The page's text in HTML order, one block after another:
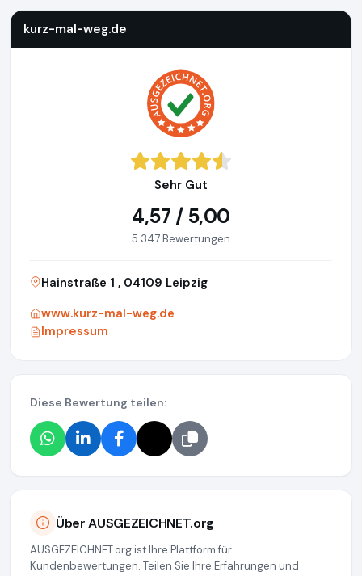
kurz-mal-weg.de
Sehr Gut
4,57 / 5,00
5.347 Bewertungen
Hainstraße 1 , 04109 Leipzig
www.kurz-mal-weg.de
Impressum
Diese Bewertung teilen:
Über AUSGEZEICHNET.org
AUSGEZEICHNET.org ist Ihre Plattform für
Kundenbewertungen. Teilen Sie Ihre Erfahrungen und